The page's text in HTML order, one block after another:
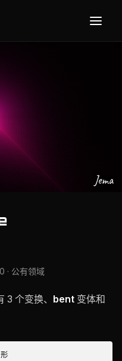
Jema
· 公有领域
个变换、 bent 变体和